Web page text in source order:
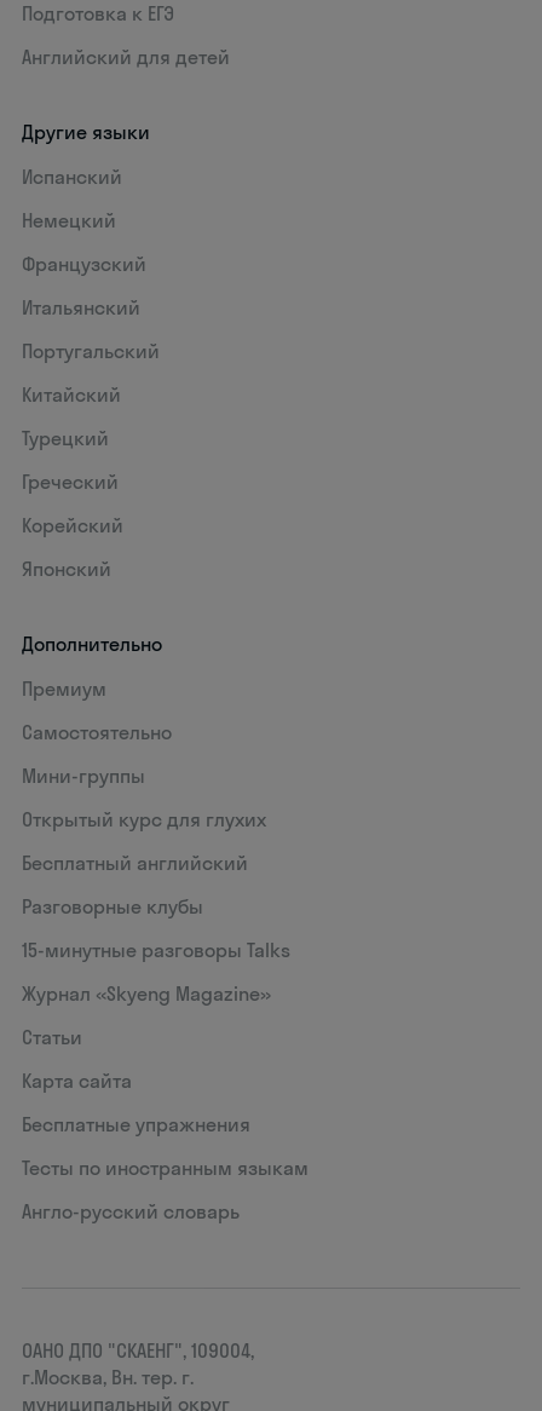
Подготовка к ЕГЭ
Английский для детей
Другие языки
Испанский
Немецкий
Французский
Итальянский
Португальский
Китайский
Турецкий
Греческий
Корейский
Японский
Дополнительно
Премиум
Самостоятельно
Мини-группы
Открытый курс для глухих
Бесплатный английский
Разговорные клубы
15‑минутные разговоры Talks
Журнал «Skyeng Magazine»
Статьи
Карта сайта
Бесплатные упражнения
Тесты по иностранным языкам
Англо-русский словарь
ОАНО ДПО "СКАЕНГ", 109004,
г.Москва, Вн. тер. г.
муниципальный округ